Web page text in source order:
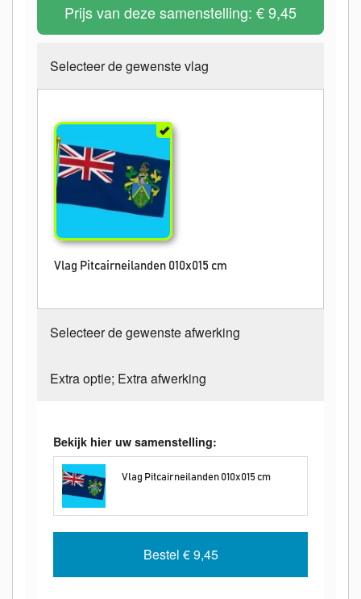
Prijs van deze samenstelling: € 9,45
Selecteer de gewenste vlag
Vlag Pitcairneilanden 010x015 cm
Selecteer de gewenste afwerking
Extra optie; Extra afwerking
Bekijk hier uw samenstelling:
Vlag Pitcairneilanden 010x015 cm
Bestel € 9,45